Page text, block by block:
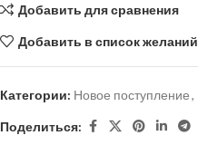
Добавить для сравнения
Добавить в список желаний
Категории: Новое поступление,
Поделиться: